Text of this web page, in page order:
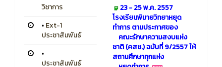
วิชาการ
• Ext-1
ประชาสัมพันธ์
•
ประชาสัมพันธ์
23 - 25 พ.ค. 2557
โรงเรียนพิมายวิทยาหยุด
ทำการตามประกาศของ
คณะรักษาความสงบแห่ง
ชาติ (คสช.) ฉบับที่ 9/2557 ให้
สถานศึกษาทุกแห่ง